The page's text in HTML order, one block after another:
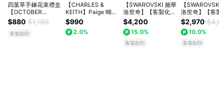
四葉草手鍊花束禮盒
【OCTOBER
16Th】開運 生日禮
物 閨蜜禮物 情人節
禮物 女友禮物 交換
$880 $1,180
客製刻印
【CHARLES &
KEITH】Paige 蝴蝶
結手鍊｜夏季新品｜
快速出貨｜小CK
$990
2.0%
【SWAROVSKI 施華
洛世奇】【客製化卡
片】Hyperbola 蝴蝶
結手鐲/項鍊/耳釘 千
金蝴蝶結 法式浪漫
風 白色 鍍玫瑰金色
四款可選 | 生日禮物
$4,200
15.0%
客製刻印
【
洛世奇】【客
片】Lifelong
心形手鐲 白色
金屬潤飾 | 生日禮物
| 畢業禮物 |
$2,970
10.0%
客製刻印